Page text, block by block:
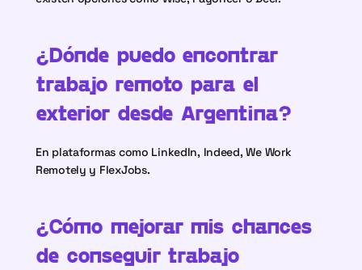
¿Dónde puedo encontrar
trabajo remoto para el
exterior desde Argentina?
En plataformas como LinkedIn, Indeed, We Work
Remotely y FlexJobs.
¿Cómo mejorar mis chances
de conseguir trabajo